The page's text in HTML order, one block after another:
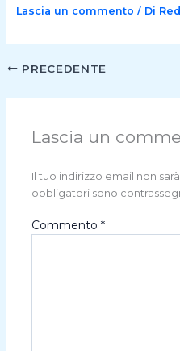
Lascia un commento / Di
PRECEDENTE
Lascia un
Il tuo indirizzo email non
obbligatori sono
Commento *